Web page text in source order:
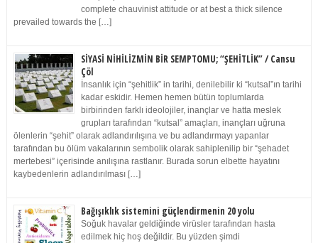
complete chauvinist attitude or at best a thick silence
prevailed towards the […]
SİYASİ NİHİLİZMİN BİR SEMPTOMU; “ŞEHİTLİK” / Cansu
Çöl
İnsanlık için “şehitlik” in tarihi, denilebilir ki “kutsal”ın tarihi
kadar eskidir. Hemen hemen bütün toplumlarda
birbirinden farklı ideolojiler, inançlar ve hatta meslek
grupları tarafından “kutsal” amaçları, inançları uğruna
ölenlerin “şehit” olarak adlandırılışına ve bu adlandırmayı yapanlar
tarafından bu ölüm vakalarının sembolik olarak sahiplenilip bir “şehadet
mertebesi” içerisinde anılışına rastlanır. Burada sorun elbette hayatını
kaybedenlerin adlandırılması […]
Bağışıklık sistemini güçlendirmenin 20 yolu
Soğuk havalar geldiğinde virüsler tarafından hasta
edilmek hiç hoş değildir. Bu yüzden şimdi